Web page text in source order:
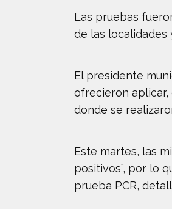
Las pruebas
de las
El presidente
ofrecieron aplicar,
donde se
Este martes, las
positivos”, por lo
prueba PCR,